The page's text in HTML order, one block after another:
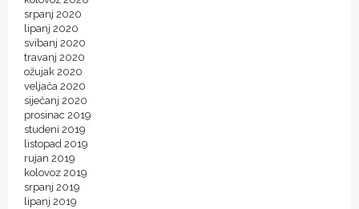
srpanj 2020
lipanj 2020
svibanj 2020
travanj 2020
ožujak 2020
veljača 2020
siječanj 2020
prosinac 2019
studeni 2019
listopad 2019
rujan 2019
kolovoz 2019
srpanj 2019
lipanj 2019